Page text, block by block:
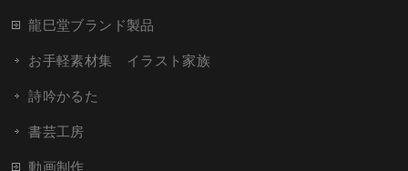
龍巳堂ブランド製品
お手軽素材集 イラスト家族
詩吟かるた
書芸工房
動画制作